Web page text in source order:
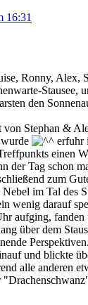
16:31
Ronny, Alex,
Stausee,
den
von Stephan &
erfuhr
einen
der Tag schon
zum
im Tal des
wenig darauf
aufging, fanden
über dem
und blickte
alle anderen